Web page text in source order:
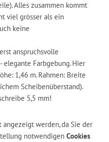
Alles zusammen kommt
viel grösser als ein
keine
anspruchsvolle
elegante Farbgebung. Hier
1,46 m. Rahmen: Breite
Scheibenüberstand).
5,5 mm!
werden, da Sie der
notwendigen Cookies